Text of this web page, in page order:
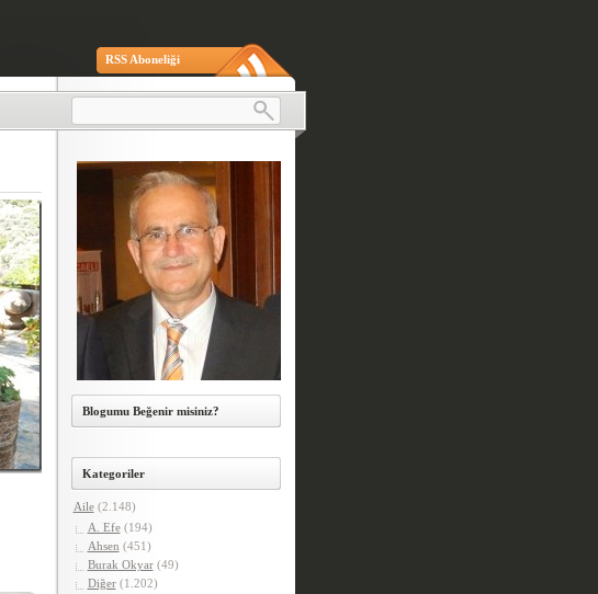
RSS Aboneliği
Blogumu Beğenir misiniz?
Kategoriler
Aile(2.148)
A. Efe(194)
Ahsen (451)
Burak Okyar(49)
Diğer(1.202)